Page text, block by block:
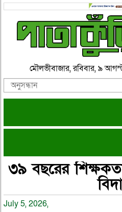
মৌলভীবাজার, রবিবার, ৯
৩৯ বছরের
July 5, 2026,